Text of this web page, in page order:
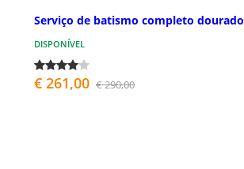
Serviço de batismo completo dourado
DISPONÍVEL
€ 261,00 € 290,00